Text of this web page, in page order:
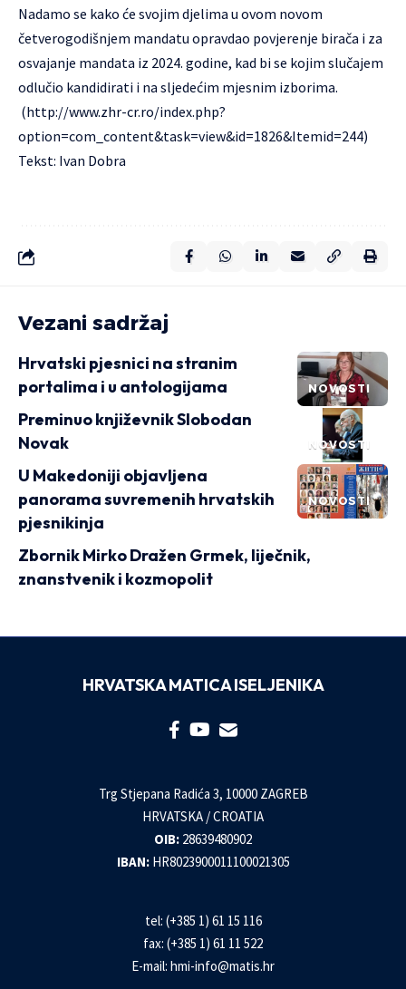
Nadamo se kako će svojim djelima u ovom novom
četverogodišnjem mandatu opravdao povjerenje birača i za
osvajanje mandata iz 2024. godine, kad bi se kojim slučajem
odlučio kandidirati i na sljedećim mjesnim izborima.
(http://www.zhr-cr.ro/index.php?
option=com_content&task=view&id=1826&Itemid=244)
Tekst: Ivan Dobra
Vezani sadržaj
NOVOSTI
Hrvatski pjesnici na stranim
portalima i u antologijama
NOVOSTI
Preminuo književnik Slobodan
Novak
NOVOSTI
U Makedoniji objavljena
panorama suvremenih hrvatskih
pjesnikinja
Zbornik Mirko Dražen Grmek, liječnik,
znanstvenik i kozmopolit
HRVATSKA MATICA ISELJENIKA
Trg Stjepana Radića 3, 10000 ZAGREB
HRVATSKA / CROATIA
OIB: 28639480902
IBAN: HR8023900011100021305
tel: (+385 1) 61 15 116
fax: (+385 1) 61 11 522
E-mail: hmi-info@matis.hr